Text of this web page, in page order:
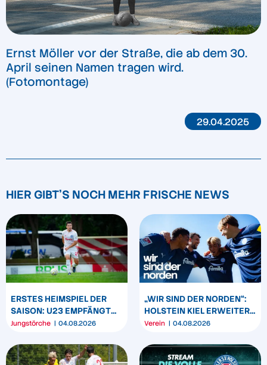
Ernst Möller vor der Straße, die ab dem 30.
April seinen Namen tragen wird.
(Fotomontage)
29.04.2025
HIER GIBT'S NOCH MEHR FRISCHE NEWS
ERSTES HEIMSPIEL DER
SAISON: U23 EMPFÄNGT
HEIDER SV
Jungstörche 04.08.2026
„WIR SIND DER NORDEN“:
HOLSTEIN KIEL ERWEITERT
SEIN MARKENBILD
Verein 04.08.2026